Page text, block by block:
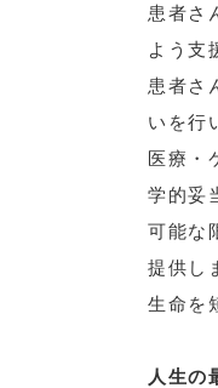
患者さ
よう支
患者さ
いを行
医療・
学的妥
可能な
提供し
生命を
人生の